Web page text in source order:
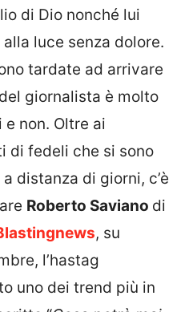
di Dio nonché lui
luce senza dolore.
tardate ad arrivare
giornalista è molto
non. Oltre ai
di fedeli che si sono
distanza di giorni, c’è
Roberto Saviano di
, su
l’hastag
uno dei trend più in